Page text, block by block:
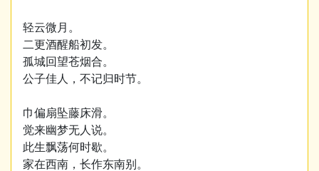
轻云微月。
二更酒醒船初发。
孤城回望苍烟合。
公子佳人，不记归时节。
巾偏扇坠藤床滑。
觉来幽梦无人说。
此生飘荡何时歇。
家在西南，长作东南别。